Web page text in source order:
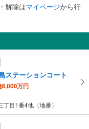
バスのりば（めぐりん）、上
消防署、下谷神社、岩倉高等
り、浅草通り、東上野３
３０～２２：００）
解除はマイページから行
ステーションコート
6,000万円
目1番4他（地番）